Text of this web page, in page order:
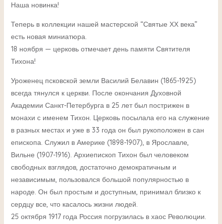
Наша новинка!
Теперь в коллекции нашей мастерской “Святые ХХ века”
есть новая миниатюра.
18 ноября — церковь отмечает день памяти Святителя
Тихона!
Уроженец псковской земли Василий Белавин (1865-1925)
всегда тянулся к церкви. После окончания Духовной
Академии Санкт-Петербурга в 25 лет был пострижен в
монахи с именем Тихон. Церковь посылала его на служение
в разных местах и уже в 33 года он был рукоположен в сан
епископа. Служил в Америке (1898-1907), в Ярославле,
Вильне (1907-1916). Архиепископ Тихон был человеком
свободных взглядов, достаточно демократичным и
независимым, пользовался большой популярностью в
народе. Он был простым и доступным, принимал близко к
сердцу все, что касалось жизни людей.
25 октября 1917 года Россия погрузилась в хаос Революции.